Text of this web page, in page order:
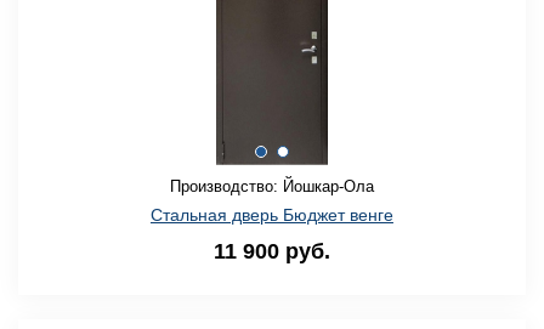
Производство: Йошкар-Ола
Стальная дверь Бюджет венге
11 900 руб.